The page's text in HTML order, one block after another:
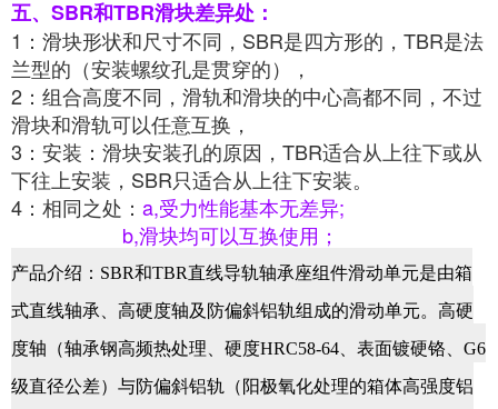
五、SBR和TBR滑块差异处：
1：滑块形状和尺寸不同，SBR是四方形的，TBR是法
兰型的（安装螺纹孔是贯穿的），
2：组合高度不同，滑轨和滑块的中心高都不同，不过
滑块和滑轨可以任意互换，
3：安装：滑块安装孔的原因，TBR适合从上往下或从
下往上安装，SBR只适合从上往下安装。
4：相同之处： a,受力性能基本无差异;
b,滑块均可以互换使用；
产品介绍：SBR和TBR直线导轨轴承座组件滑动单元是由箱
式直线轴承、高硬度轴及防偏斜铝轨组成的滑动单元。高硬
度轴（轴承钢高频热处理、硬度HRC58-64、表面镀硬铬、G6
级直径公差）与防偏斜铝轨（阳极氧化处理的箱体高强度铝